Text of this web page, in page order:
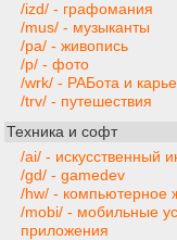
/izd/ - графомания
/mus/ - музыканты
/pa/ - живопись
/p/ - фото
/wrk/ - РАБота и
/trv/ - путешествия
Техника и софт
/ai/ - искусственный
/gd/ - gamedev
/hw/ - компьютерное
/mobi/ - мобильные
приложения